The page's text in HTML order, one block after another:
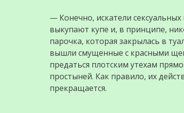
— Конечно, искатели
выкупают купе и, в принципе,
парочка, которая закрылась в
вышли смущенные с красными
предаться плотским утехам
простыней. Как правило, их
прекращается.